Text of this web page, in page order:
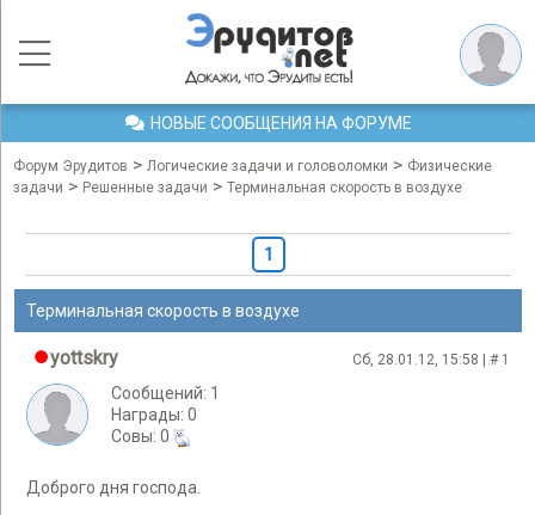
НОВЫЕ СООБЩЕНИЯ НА ФОРУМЕ
Форум Эрудитов > Логические задачи и головоломки > Физические
задачи > Решенные задачи > Терминальная скорость в воздухе
1
Терминальная скорость в воздухе
yottskry Сб, 28.01.12, 15:58 | # 1
Сообщений: 1
Награды: 0
Cовы: 0
Доброго дня господа.